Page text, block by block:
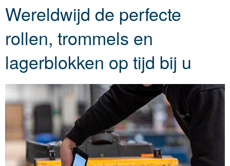
Wereldwijd de perfecte
rollen, trommels en
lagerblokken op tijd bij u